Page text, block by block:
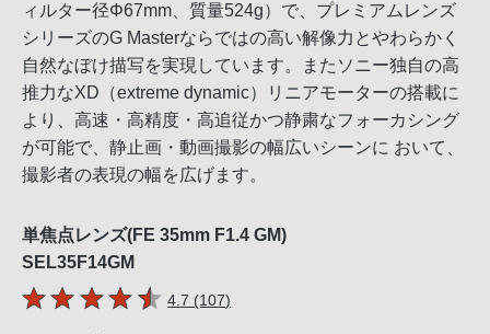
ィルター径Φ67mm、質量524g）で、プレミアムレンズ
シリーズのG Masterならではの高い解像力とやわらかく
自然なぼけ描写を実現しています。またソニー独自の高
推力なXD（extreme dynamic）リニアモーターの搭載に
より、高速・高精度・高追従かつ静粛なフォーカシング
が可能で、静止画・動画撮影の幅広いシーンに おいて、
撮影者の表現の幅を広げます。
単焦点レンズ(FE 35mm F1.4 GM)
SEL35F14GM
5つの星のうち
4.7 (107件のレビュー
)